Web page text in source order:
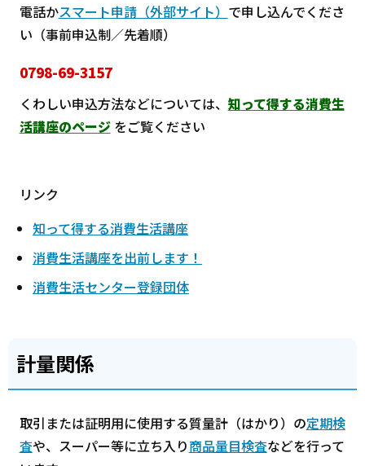
電話かスマート申請（外部サイト） で申し込んでくださ
い（事前申込制／先着順）
0798-69-3157
くわしい申込方法などについては、 知って得する消費生
活講座のページをご覧ください
リンク
知って得する消費生活講座
消費生活講座を出前します！
消費生活センター登録団体
計量関係
取引または証明用に使用する質量計（はかり）の定期検
査や、スーパー等に立ち入り商品量目検査などを行って